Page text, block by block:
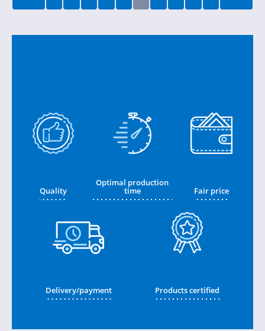
Quality
Optimal production
time Fair price
Delivery/payment Products certified